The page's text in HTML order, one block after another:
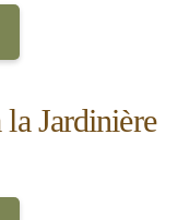
la Jardinière